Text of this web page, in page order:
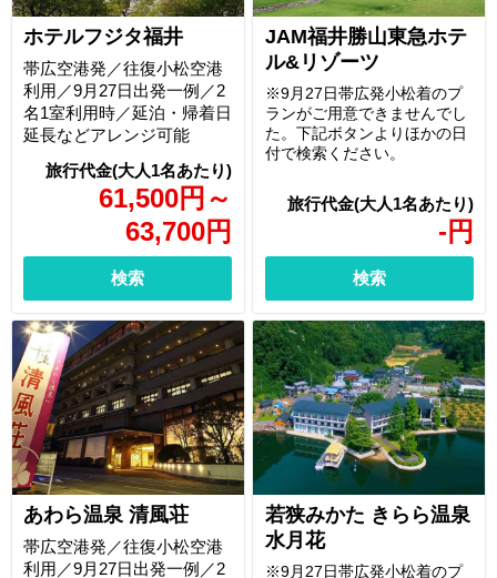
ホテルフジタ福井
61,500円 ～
63,700円
帯広空港発／往復小松空港
利用／9月27日出発一例／2
名1室利用時／延泊・帰着日
延長などアレンジ可能
検索
JAM福井勝山東急ホテ
ル&リゾーツ
- 円
※9月27日帯広発小松着のプ
ランがご用意できませんでし
た。下記ボタンよりほかの日
付で検索ください。
検索
あわら温泉 清風荘
帯広空港発／往復小松空港
利用／9月27日出発一例／2
若狭みかた きらら温泉
水月花
※9月27日帯広発小松着のプ